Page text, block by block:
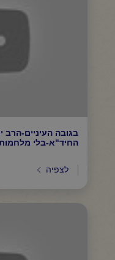
בגובה העיניים-הרב
החיד"א-בלי
לצפיה